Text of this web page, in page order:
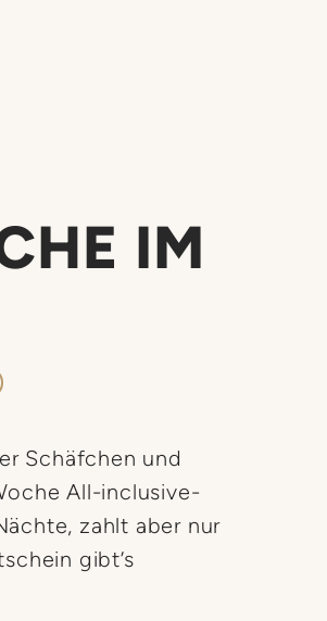
IM
Schäfchen und
All-inclusive-
zahlt aber nur
gibt’s